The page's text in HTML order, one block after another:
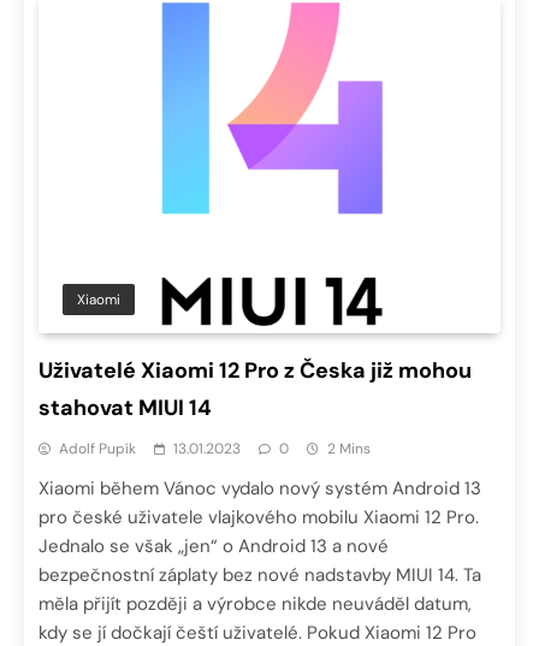
Xiaomi
Uživatelé Xiaomi 12 Pro z Česka již mohou
stahovat MIUI 14
Adolf Pupík 13.01.2023 0 2 Mins
Xiaomi během Vánoc vydalo nový systém Android 13
pro české uživatele vlajkového mobilu Xiaomi 12 Pro.
Jednalo se však „jen“ o Android 13 a nové
bezpečnostní záplaty bez nové nadstavby MIUI 14. Ta
měla přijít později a výrobce nikde neuváděl datum,
kdy se jí dočkají čeští uživatelé. Pokud Xiaomi 12 Pro